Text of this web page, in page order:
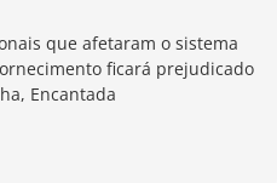
que afetaram o sistema
ficará prejudicado
Encantada